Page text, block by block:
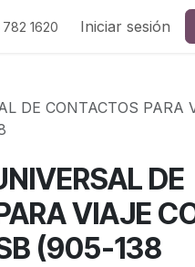
782 1620 Iniciar sesión
DE CONTACTOS PARA
DE
VIAJE
(905-138